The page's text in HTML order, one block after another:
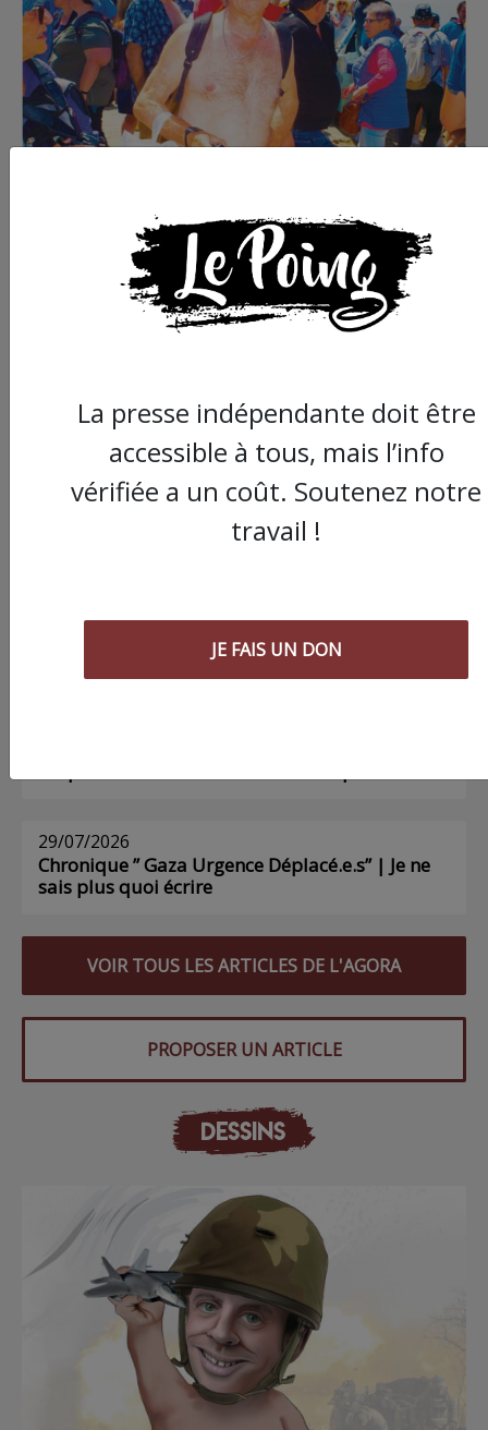
Commander le dernier numéro papier du
Voir tous les numéros papier
AGORA
psychologique pour les femmes
29/07/2026
Chronique ” Gaza Urgence Déplacé.e.s” | Je ne
sais plus quoi écrire
VOIR TOUS LES ARTICLES DE L'AGORA
PROPOSER UN ARTICLE
DESSINS
La presse indépendante doit être
accessible à tous, mais l’info
vérifiée a un coût. Soutenez notre
travail !
JE FAIS UN DON